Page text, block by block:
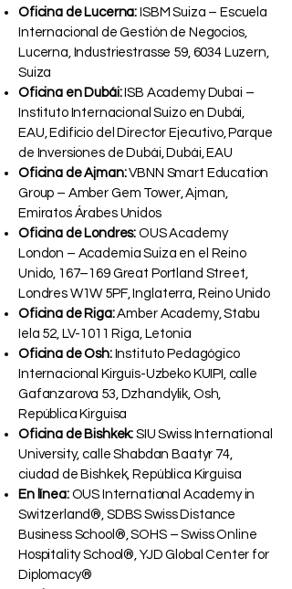
Oficina de Lucerna: ISBM Suiza – Escuela
Internacional de Gestión de Negocios,
Lucerna, Industriestrasse 59, 6034 Luzern,
Suiza
Oficina en Dubái:ISB Academy Dubai –
Instituto Internacional Suizo en Dubái,
EAU, Edificio del Director Ejecutivo, Parque
de Inversiones de Dubái, Dubái, EAU
Oficina de Ajman:VBNN Smart Education
Group – Amber Gem Tower, Ajman,
Emiratos Árabes Unidos
Oficina de Londres: OUS Academy
London – Academia Suiza en el Reino
Unido, 167–169 Great Portland Street,
Londres W1W 5PF, Inglaterra, Reino Unido
Oficina de Riga:Amber Academy, Stabu
Iela 52, LV-1011 Riga, Letonia
Oficina de Osh:Instituto Pedagógico
Internacional Kirguís-Uzbeko KUIPI, calle
Gafanzarova 53, Dzhandylik, Osh,
República Kirguisa
Oficina de Bishkek: SIU Swiss International
University, calle Shabdan Baatyr 74,
ciudad de Bishkek, República Kirguisa
En línea:OUS International Academy in
Switzerland®, SDBS Swiss Distance
Business School®, SOHS – Swiss Online
Hospitality School®, YJD Global Center for
Diplomacy®